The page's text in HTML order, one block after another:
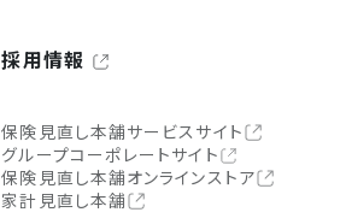
採用情報
保険見直し本舗サービスサイト
グループコーポレートサイト
保険見直し本舗オンラインストア
家計見直し本舗